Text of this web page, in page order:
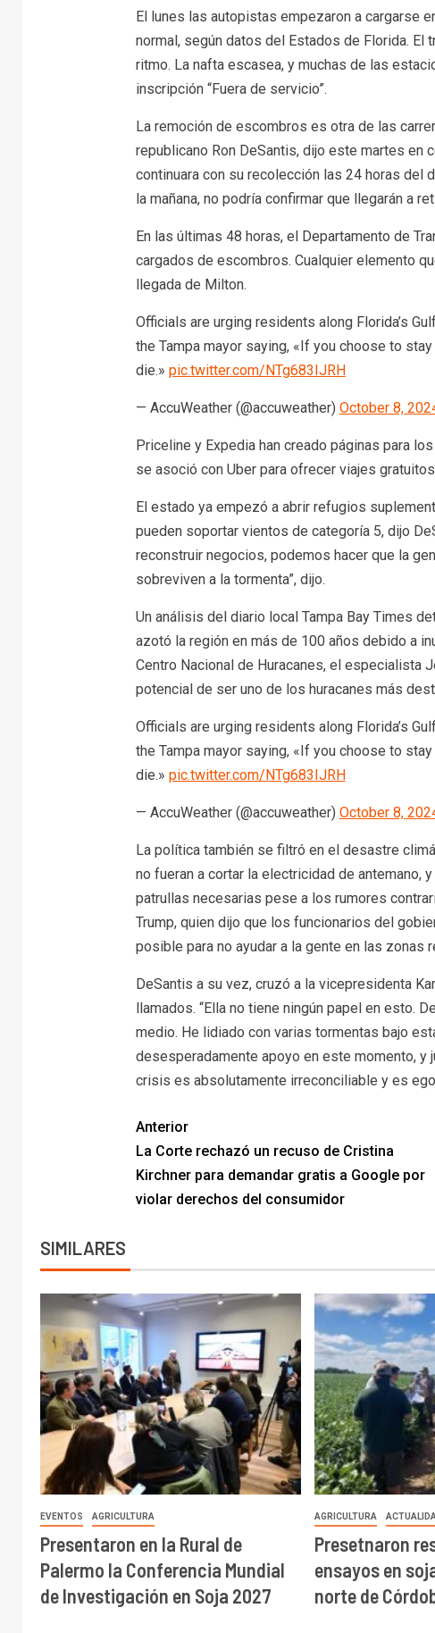
El lunes las autopistas empezaron a cargarse
normal, según datos del Estados de Florida. El
ritmo. La nafta escasea, y muchas de las
inscripción “Fuera de servicio”.
La remoción de escombros es otra de las
republicano Ron DeSantis, dijo este martes en
continuara con su recolección las 24 horas del
la mañana, no podría confirmar que llegarán a
En las últimas 48 horas, el Departamento de
cargados de escombros. Cualquier elemento
llegada de Milton.
Officials are urging residents along Florida’s
the Tampa mayor saying, «If you choose to
die.»⁣ pic.twitter.com/NTg683IJRH
— AccuWeather (@accuweather) October 8,
Priceline y Expedia han creado páginas para
se asoció con Uber para ofrecer viajes
El estado ya empezó a abrir refugios
pueden soportar vientos de categoría 5, dijo
reconstruir negocios, podemos hacer que la
sobreviven a la tormenta”, dijo.
Un análisis del diario local Tampa Bay Times
azotó la región en más de 100 años debido a
Centro Nacional de Huracanes, el especialista
potencial de ser uno de los huracanes más
Officials are urging residents along Florida’s
the Tampa mayor saying, «If you choose to
die.»⁣ pic.twitter.com/NTg683IJRH
— AccuWeather (@accuweather) October 8,
La política también se filtró en el desastre
no fueran a cortar la electricidad de antemano,
patrullas necesarias pese a los rumores
Trump, quien dijo que los funcionarios del
posible para no ayudar a la gente en las zonas
DeSantis a su vez, cruzó a la vicepresidenta
llamados. “Ella no tiene ningún papel en esto.
medio. He lidiado con varias tormentas bajo
desesperadamente apoyo en este momento,
crisis es absolutamente irreconciliable y es
Anterior
La Corte rechazó un recuso de Cristina
Kirchner para demandar gratis a Google por
violar derechos del consumidor
SIMILARES
EVENTOS AGRICULTURA
Presentaron en la Rural de
Palermo la Conferencia Mundial
de Investigación en Soja 2027
AGRICULTURA
Presetnaron
ensayos en
norte de